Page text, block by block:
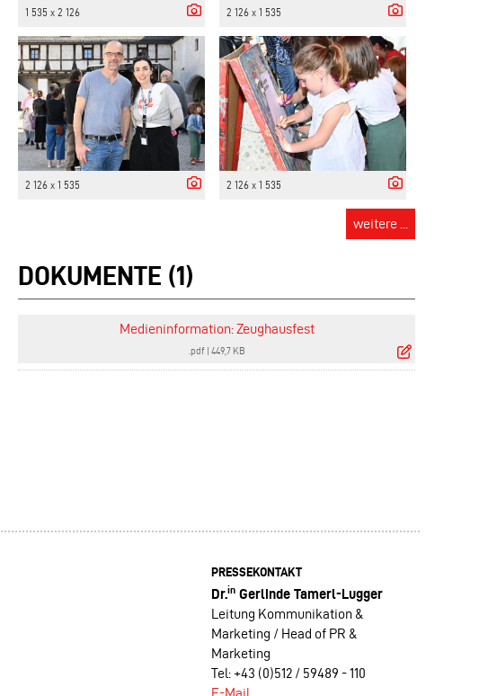
1 535 x 2 126 2 126 x 1 535
2 126 x 1 535 2 126 x 1 535
weitere ...
DOKUMENTE (1)
Medieninformation: Zeughausfest
.pdf| 449,7 KB
PRESSEKONTAKT
Dr.in Gerlinde Tamerl-Lugger
Leitung Kommunikation &
Marketing / Head of PR &
Marketing
Tel: +43 (0)512 / 59489 - 110
E-Mail